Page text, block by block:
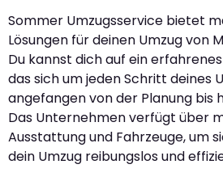
Sommer Umzugsservice bietet
Lösungen für deinen Umzug von
Du kannst dich auf ein
das sich um jeden Schritt deines
angefangen von der Planung bis
Das Unternehmen verfügt über
Ausstattung und Fahrzeuge, um
dein Umzug reibungslos und